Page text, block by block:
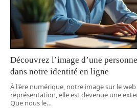
Découvrez l’image d’une
dans notre identité en ligne
À l'ère numérique, notre image sur le
représentation, elle est devenue une
Que nous le…